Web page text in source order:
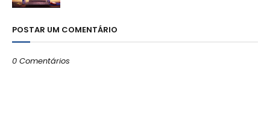
POSTAR UM COMENTÁRIO
0 Comentários